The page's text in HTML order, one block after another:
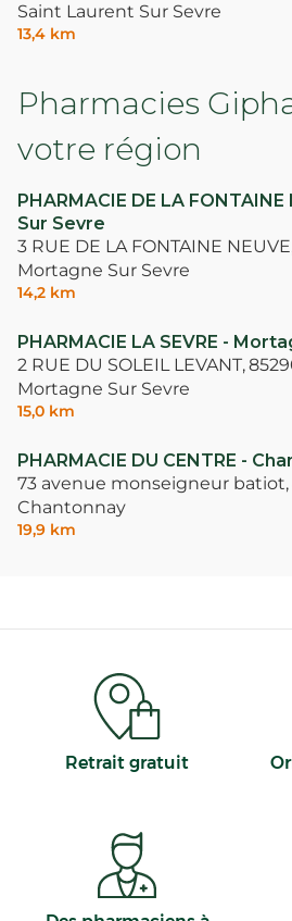
Saint Laurent Sur Sevre
13,4 km
Pharmacies
votre région
PHARMACIE DE LA
Sur Sevre
3 RUE DE LA FONTAINE
Mortagne Sur Sevre
14,2 km
PHARMACIE LA SEVRE -
2 RUE DU SOLEIL LEVANT,
Mortagne Sur Sevre
15,0 km
PHARMACIE DU CENTRE -
73 avenue monseigneur batiot,
Chantonnay
19,9 km
Retrait gratuit